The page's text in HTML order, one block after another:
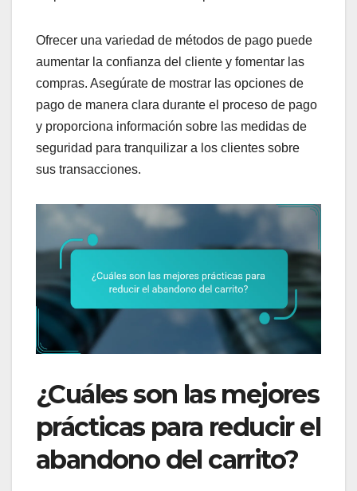
Ofrecer una variedad de métodos de pago puede
aumentar la confianza del cliente y fomentar las
compras. Asegúrate de mostrar las opciones de
pago de manera clara durante el proceso de pago
y proporciona información sobre las medidas de
seguridad para tranquilizar a los clientes sobre
sus transacciones.
¿Cuáles son las mejores
prácticas para reducir el
abandono del carrito?